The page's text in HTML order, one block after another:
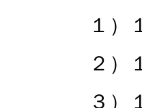
１）１
２）１
３）１